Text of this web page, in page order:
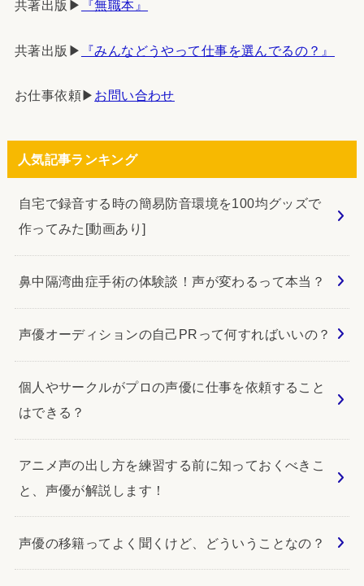
共著出版▶︎ 『無職本』
共著出版▶︎ 『みんなどうやって仕事を選んでるの？』
お仕事依頼▶︎ お問い合わせ
人気記事ランキング
自宅で録音する時の簡易防音環境を100均グッズで
作ってみた[動画あり]
鼻中隔湾曲症手術の体験談！声が変わるって本当？
声優オーディションの自己PRって何すればいいの？
個人やサークルがプロの声優に仕事を依頼すること
はできる？
アニメ声の出し方を練習する前に知っておくべきこ
と、声優が解説します！
声優の移籍ってよく聞くけど、どういうことなの？